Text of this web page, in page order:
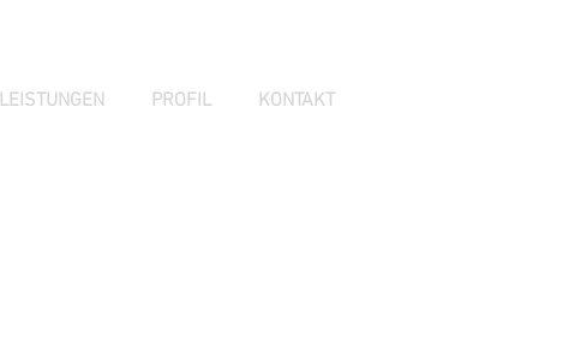
LEISTUNGEN PROFIL KONTAKT